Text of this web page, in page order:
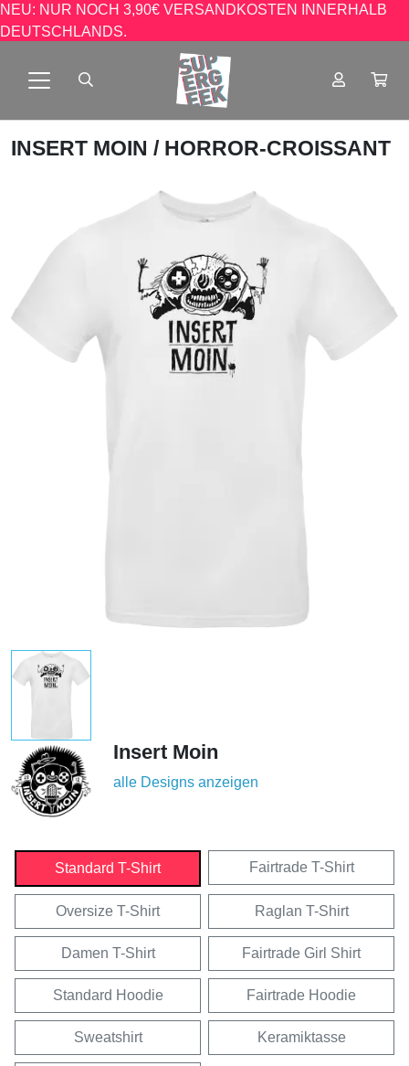
NEU: NUR NOCH 3,90€ VERSANDKOSTEN INNERHALB
DEUTSCHLANDS.
INSERT MOIN / HORROR-CROISSANT
Insert Moin
alle Designs anzeigen
Standard T-Shirt Fairtrade T-Shirt
Oversize T-Shirt Raglan T-Shirt
Damen T-Shirt Fairtrade Girl Shirt
Standard Hoodie Fairtrade Hoodie
Sweatshirt Keramiktasse